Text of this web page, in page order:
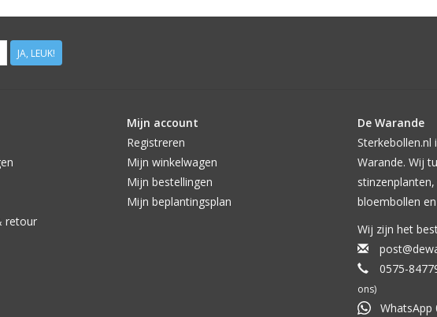
voorraad elders staat, kan met resterende knollen dit risico wel genomen
JA, LEUK!
retour
Mijn account
Registreren
Mijn winkelwagen
Mijn bestellingen
Mijn beplantingsplan
De Warande
Sterkebollen.nl
Warande. Wij
bloembollen
Wij zijn het
0575-
ons)
WhatsApp